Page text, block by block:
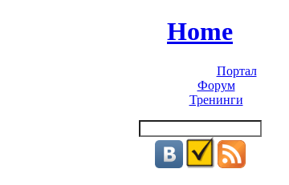
Home
Портал
Форум
Тренинги